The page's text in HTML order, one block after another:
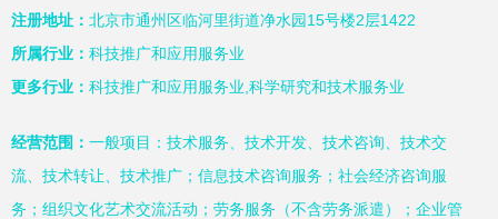
注册地址： 北京市通州区临河里街道净水园15号楼2层1422
所属行业： 科技推广和应用服务业
更多行业： 科技推广和应用服务业,科学研究和技术服务业
经营范围： 一般项目：技术服务、技术开发、技术咨询、技术交
流、技术转让、技术推广；信息技术咨询服务；社会经济咨询服
务；组织文化艺术交流活动；劳务服务（不含劳务派遣）；企业管